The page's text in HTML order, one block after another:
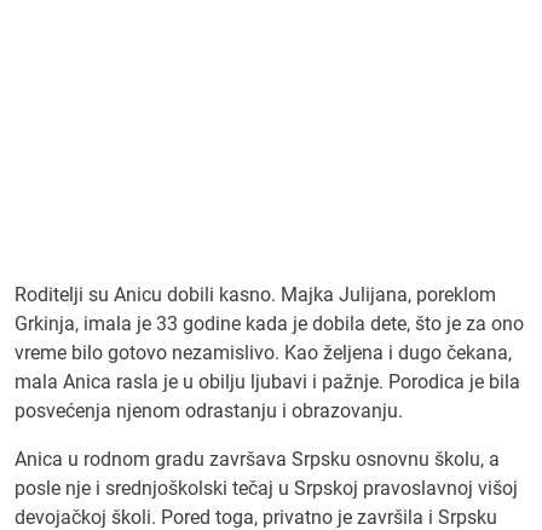
Roditelji su Anicu dobili kasno. Majka Julijana, poreklom
Grkinja, imala je 33 godine kada je dobila dete, što je za ono
vreme bilo gotovo nezamislivo. Kao željena i dugo čekana,
mala Anica rasla je u obilju ljubavi i pažnje. Porodica je bila
posvećenja njenom odrastanju i obrazovanju.
Anica u rodnom gradu završava Srpsku osnovnu školu, a
posle nje i srednjoškolski tečaj u Srpskoj pravoslavnoj višoj
devojačkoj školi. Pored toga, privatno je završila i Srpsku